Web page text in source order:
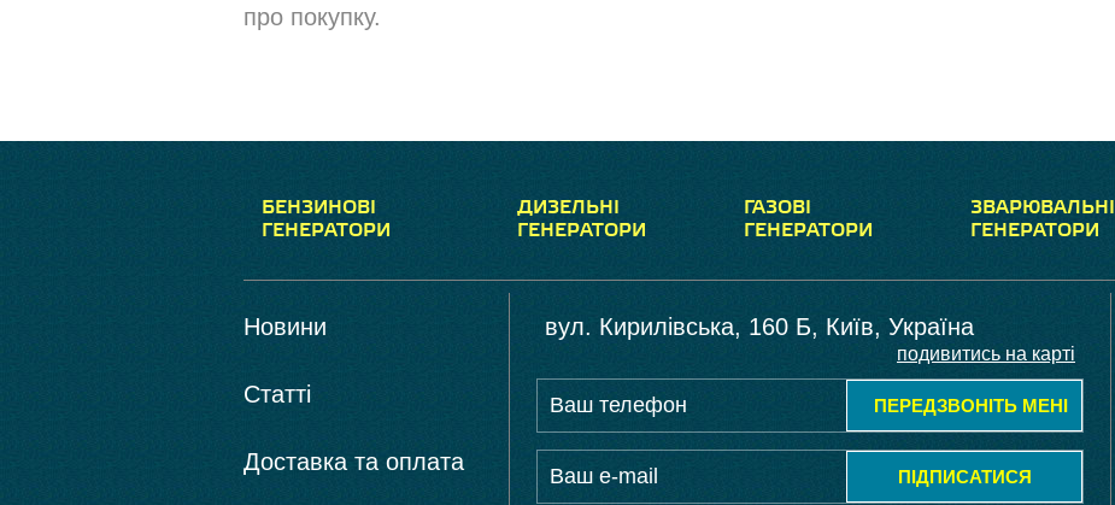
про покупку.
БЕНЗИНОВІ
ГЕНЕРАТОРИ
ДИЗЕЛЬНІ
ГЕНЕРАТОРИ
ГАЗОВІ
ГЕНЕРАТОРИ
ЗВАРЮВАЛЬНІ
ГЕНЕРАТОРИ
Новини
Статті
Доставка та оплата
вул. Кирилівська, 160 Б, Київ, Україна
подивитись на карті
ПЕРЕДЗВОНІТЬ МЕНІ
ПІДПИСАТИСЯ